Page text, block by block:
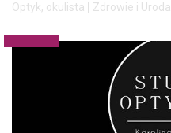
Optyk, okulista Zdrowie i Uroda